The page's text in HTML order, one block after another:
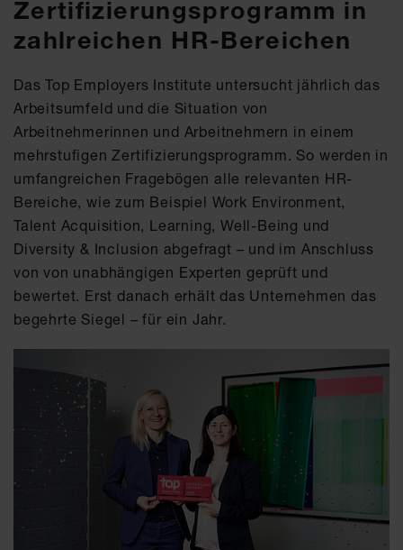
Zertifizierungsprogramm in
zahlreichen HR-Bereichen
Das Top Employers Institute untersucht jährlich das
Arbeitsumfeld und die Situation von
Arbeitnehmerinnen und Arbeitnehmern in einem
mehrstufigen Zertifizierungsprogramm. So werden in
umfangreichen Fragebögen alle relevanten HR-
Bereiche, wie zum Beispiel Work Environment,
Talent Acquisition, Learning, Well-Being und
Diversity & Inclusion abgefragt – und im Anschluss
von von unabhängigen Experten geprüft und
bewertet. Erst danach erhält das Unternehmen das
begehrte Siegel – für ein Jahr.